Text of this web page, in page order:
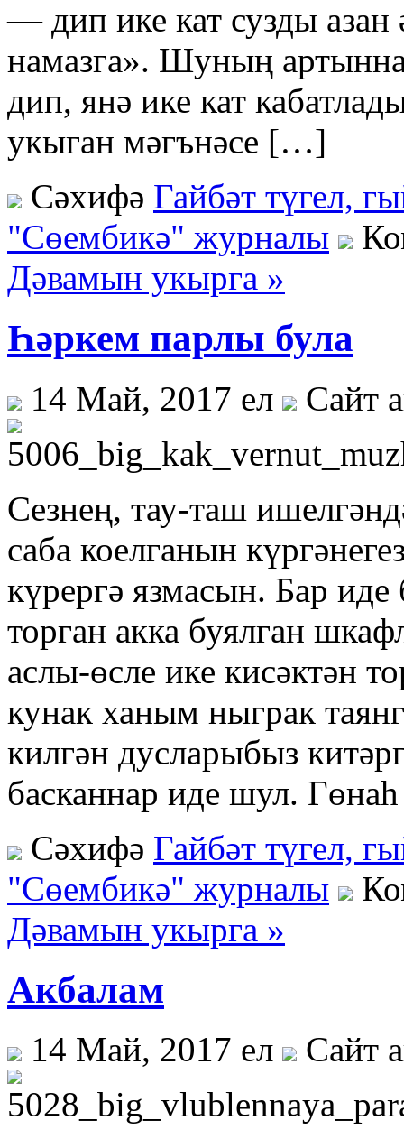
— дип ике кат сузды
намазга». Шуның
дип, янә ике кат
укыган мәгънәсе […]
Сәхифә Гайбәт түгел,
"Сөембикә" журналы
Дәвамын укырга »
Һәркем парлы була
14 Май, 2017 ел Сайт
Сезнең, тау-таш
саба коел­ганын
күрергә язма­сын. Бар иде
торган акка бу­ялган
аслы-өсле ике кисәктән
кунак ханым ныграк
килгән дусларыбыз
басканнар иде шул.
Сәхифә Гайбәт түгел,
"Сөембикә" журналы
Дәвамын укырга »
Акбалам
14 Май, 2017 ел Сайт